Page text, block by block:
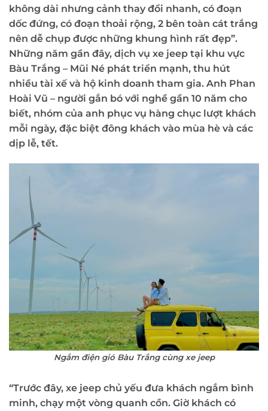
không dài nhưng cảnh thay đổi nhanh, có đoạn
dốc đứng, có đoạn thoải rộng, 2 bên toàn cát trắng
nên dễ chụp được những khung hình rất đẹp”.
Những năm gần đây, dịch vụ xe jeep tại khu vực
Bàu Trắng – Mũi Né phát triển mạnh, thu hút
nhiều tài xế và hộ kinh doanh tham gia. Anh Phan
Hoài Vũ – người gắn bó với nghề gần 10 năm cho
biết, nhóm của anh phục vụ hàng chục lượt khách
mỗi ngày, đặc biệt đông khách vào mùa hè và các
dịp lễ, tết.
Ngắm điện gió Bàu Trắng cùng xe jeep
“Trước đây, xe jeep chủ yếu đưa khách ngắm bình
minh, chạy một vòng quanh cồn. Giờ khách có